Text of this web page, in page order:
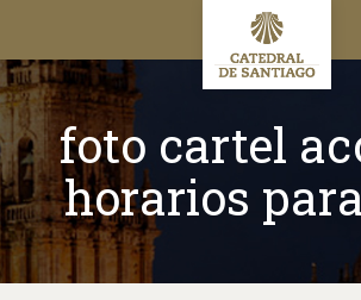
Toggle
navigation
foto cartel
horarios